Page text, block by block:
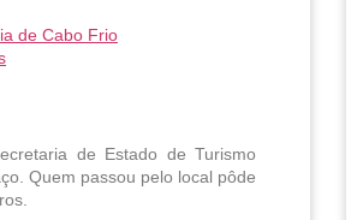
de Cabo Frio
de Estado de Turismo
Quem passou pelo local pôde